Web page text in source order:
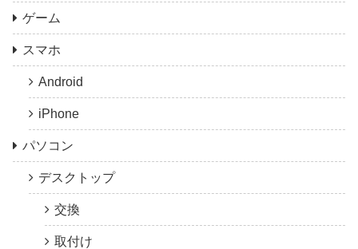
ゲーム
スマホ
Android
iPhone
パソコン
デスクトップ
交換
取付け